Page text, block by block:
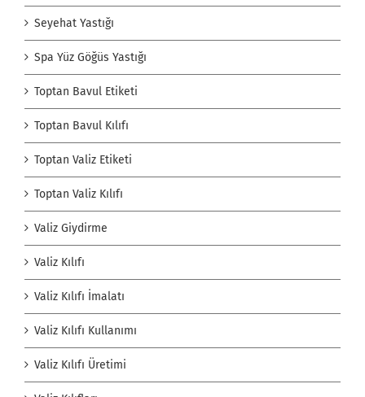
Seyehat Yastığı
Spa Yüz Göğüs Yastığı
Toptan Bavul Etiketi
Toptan Bavul Kılıfı
Toptan Valiz Etiketi
Toptan Valiz Kılıfı
Valiz Giydirme
Valiz Kılıfı
Valiz Kılıfı İmalatı
Valiz Kılıfı Kullanımı
Valiz Kılıfı Üretimi